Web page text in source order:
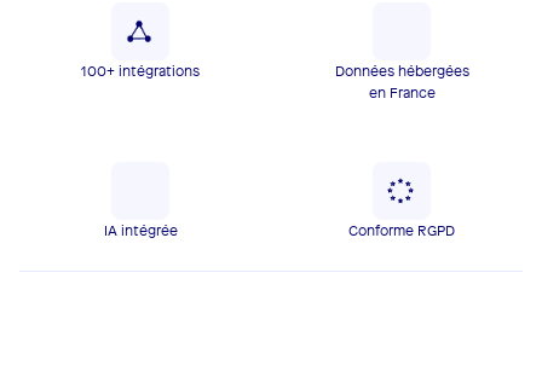
100+ intégrations
Données hébergées
en France
IA intégrée Conforme RGPD